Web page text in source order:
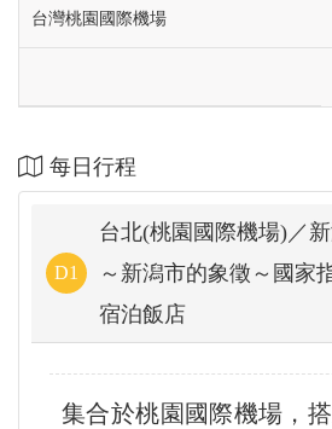
台灣桃園國際機場
每日行程
D1
台北(桃園國際機場)／
～新潟市的象徵～國家
宿泊飯店
集合於桃園國際機場，